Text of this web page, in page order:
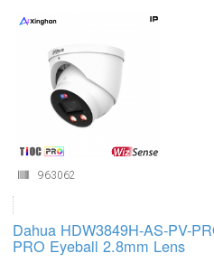
963062
Dahua HDW3849H-AS-PV-
PRO Eyeball 2.8mm Lens